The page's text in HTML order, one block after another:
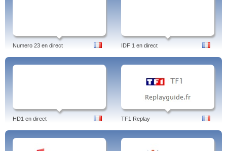
Numero 23 en direct IDF 1 en direct
HD1 en direct TF1 Replay